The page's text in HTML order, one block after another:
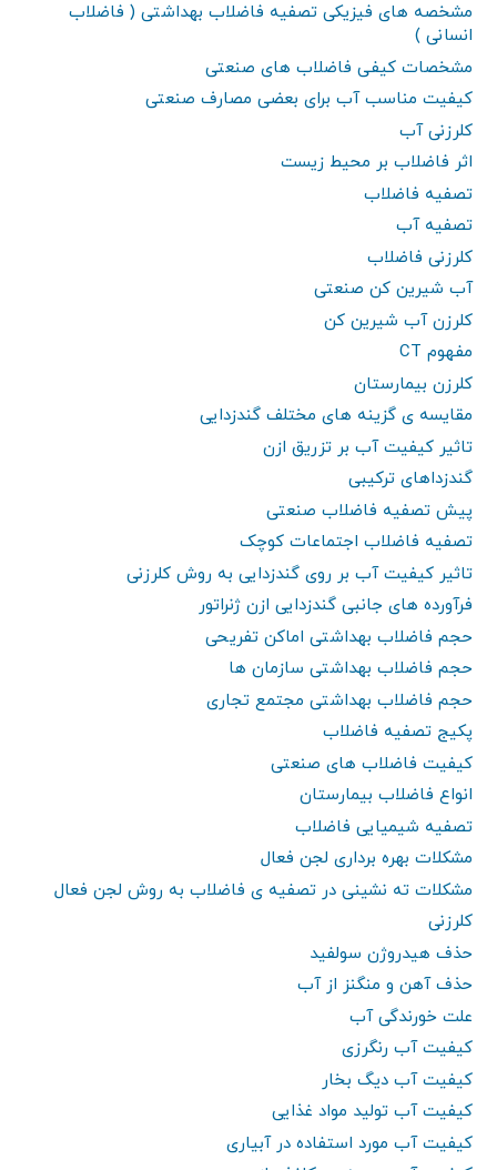
مشخصه های فیزیکی تصفیه فاضلاب بهداشتی ( فاضلاب
انسانی )
مشخصات کیفی فاضلاب های صنعتی
کیفیت مناسب آب برای بعضی مصارف صنعتی
کلرزنی آب
اثر فاضلاب بر محیط زیست
تصفیه فاضلاب
تصفیه آب
کلرزنی فاضلاب
آب شیرین کن صنعتی
کلرزن آب شیرین کن
مفهوم CT
کلرزن بیمارستان
مقایسه ی گزینه های مختلف گندزدایی
تاثیر کیفیت آب بر تزریق ازن
گندزداهای ترکیبی
پیش تصفیه فاضلاب صنعتی
تصفیه فاضلاب اجتماعات کوچک
تاثیر کیفیت آب بر روی گندزدایی به روش کلرزنی
فرآورده های جانبی گندزدایی ازن ژنراتور
حجم فاضلاب بهداشتی اماکن تفریحی
حجم فاضلاب بهداشتی سازمان ها
حجم فاضلاب بهداشتی مجتمع تجاری
پکیج تصفیه فاضلاب
کیفیت فاضلاب های صنعتی
انواع فاضلاب بیمارستان
تصفیه شیمیایی فاضلاب
مشکلات بهره برداری لجن فعال
مشکلات ته نشینی در تصفیه ی فاضلاب به روش لجن فعال
کلرزنی
حذف هیدروژن سولفید
حذف آهن و منگنز از آب
علت خورندگی آب
کیفیت آب رنگرزی
کیفیت آب دیگ بخار
کیفیت آب تولید مواد غذایی
کیفیت آب مورد استفاده در آبیاری